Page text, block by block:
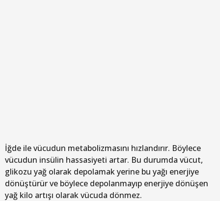
İğde ile vücudun metabolizmasını hızlandırır. Böylece
vücudun insülin hassasiyeti artar. Bu durumda vücut,
glikozu yağ olarak depolamak yerine bu yağı enerjiye
dönüştürür ve böylece depolanmayıp enerjiye dönüşen
yağ kilo artışı olarak vücuda dönmez.